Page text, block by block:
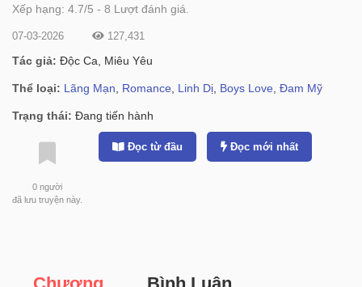
Xếp hạng: 4.7/5 - 8 Lượt đánh giá.
07-03-2026 127,431
Tác giả: Độc Ca, Miêu Yêu
Thể loại: Lãng Mạn Romance Linh Dị Boys Love Đam Mỹ
Trạng thái: Đang tiến hành
0 người
đã lưu truyện này.
Đọc từ đầu Đọc mới nhất